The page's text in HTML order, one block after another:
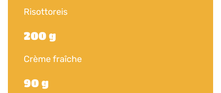
Risottoreis
200 g
Crème fraîche
90 g